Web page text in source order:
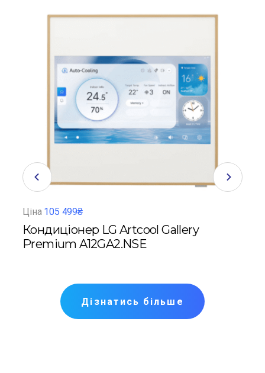
Ціна 105 499₴
Кондиціонер LG Artcool Gallery
Premium A12GA2.NSE
Дізнатись більше